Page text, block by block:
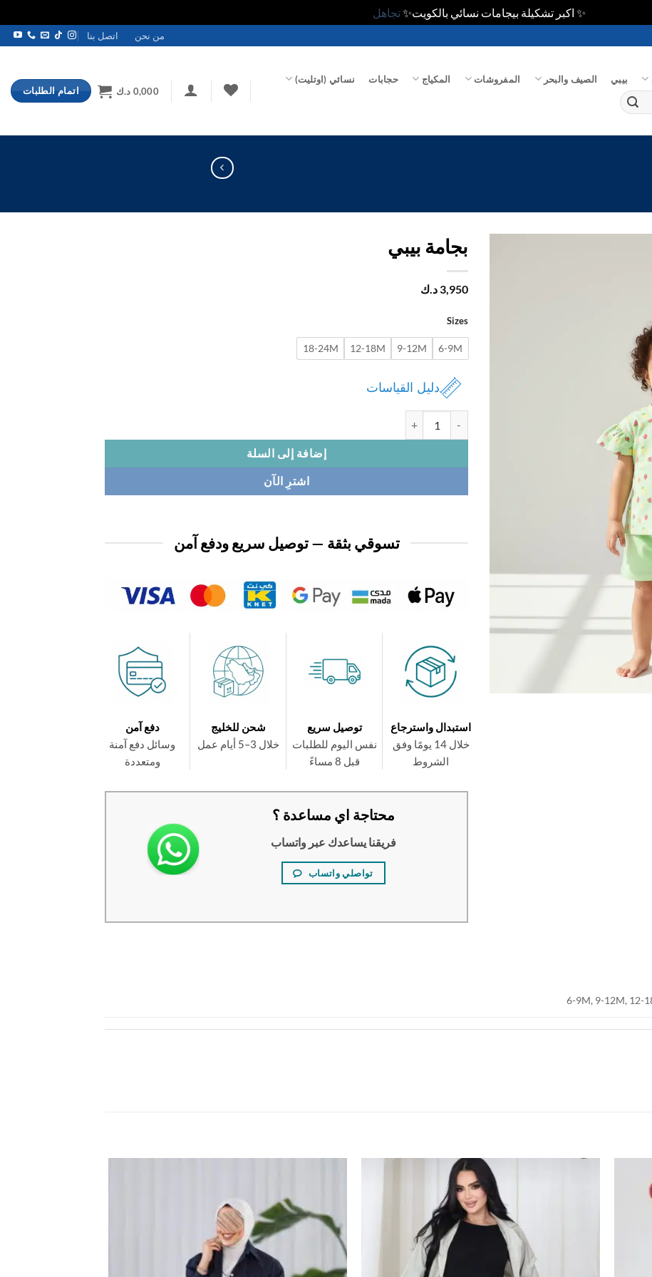
✨ اكبر تشكيلة بيجامات نسائي بالكويت✨تجاهل
من نحن اتصل بنا
بيبي الصيف والبحر المفروشات المكياج حجابات نسائي (اوتليت)
0,000 د.ك اتمام الطلبات
بجامة بيبي
3,950 د.ك
Sizes
6-9M
9-12M
12-18M
18-24M
دليل القياسات
إضافة إلى السلة
اشترِ الآن
تسوقي بثقة — توصيل سريع ودفع آمن
استبدال واسترجاع
خلال 14 يومًا وفق
الشروط
توصيل سريع
نفس اليوم للطلبات
قبل 8 مساءً
شحن للخليج
خلال 3–5 أيام عمل
دفع آمن
وسائل دفع آمنة
ومتعددة
محتاجة اي مساعدة ؟
فريقنا يساعدك عبر واتساب
تواصلي واتساب
6-9M, 9-12M, 12-